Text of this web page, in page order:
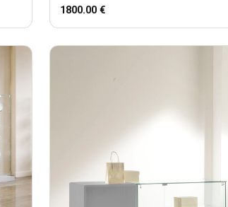
1800.00 €